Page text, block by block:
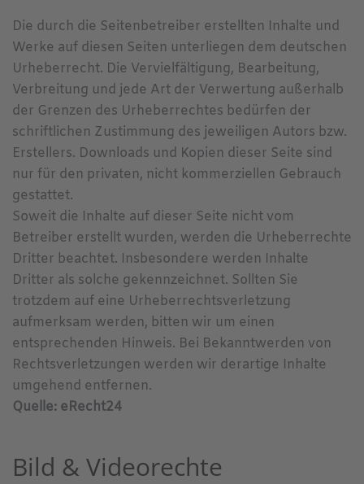
Die durch die Seitenbetreiber erstellten Inhalte und
Werke auf diesen Seiten unterliegen dem deutschen
Urheberrecht. Die Vervielfältigung, Bearbeitung,
Verbreitung und jede Art der Verwertung außerhalb
der Grenzen des Urheberrechtes bedürfen der
schriftlichen Zustimmung des jeweiligen Autors bzw.
Erstellers. Downloads und Kopien dieser Seite sind
nur für den privaten, nicht kommerziellen Gebrauch
gestattet.
Soweit die Inhalte auf dieser Seite nicht vom
Betreiber erstellt wurden, werden die Urheberrechte
Dritter beachtet. Insbesondere werden Inhalte
Dritter als solche gekennzeichnet. Sollten Sie
trotzdem auf eine Urheberrechtsverletzung
aufmerksam werden, bitten wir um einen
entsprechenden Hinweis. Bei Bekanntwerden von
Rechtsverletzungen werden wir derartige Inhalte
umgehend entfernen.
Quelle: eRecht24
Bild & Videorechte